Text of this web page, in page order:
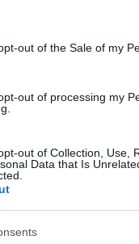
out of the Sale of my
out of processing my
out of Collection, Use,
Data that Is
röpköd a fejünk felett?